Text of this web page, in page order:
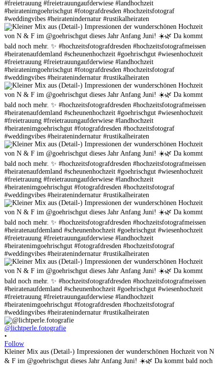
@lichtperle.fotografie
•
Follow
Kleiner Mix aus (Detail-) Impressionen der wunderschönen Hochzeit von N
& F im @goehrischgut dieses Jahr Anfang Juni! ☀️🌿 Da kommt bald noch